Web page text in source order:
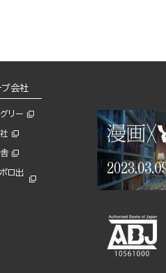
プ会社
リー
ロ出